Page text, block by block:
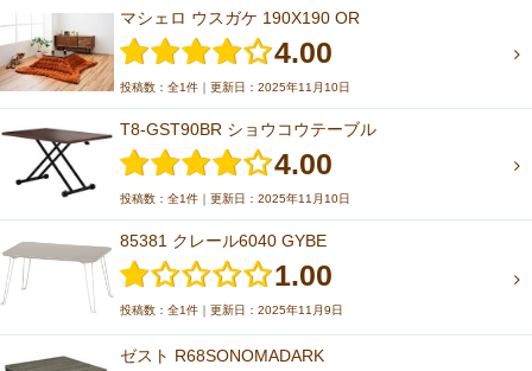
マシェロ ウスガケ 190X190 OR
4.00
投稿数：全1件｜更新日：2025年11月10日
T8-GST90BR ショウコウテーブル
4.00
投稿数：全1件｜更新日：2025年11月10日
85381 クレール6040 GYBE
1.00
投稿数：全1件｜更新日：2025年11月9日
ゼスト R68SONOMADARK